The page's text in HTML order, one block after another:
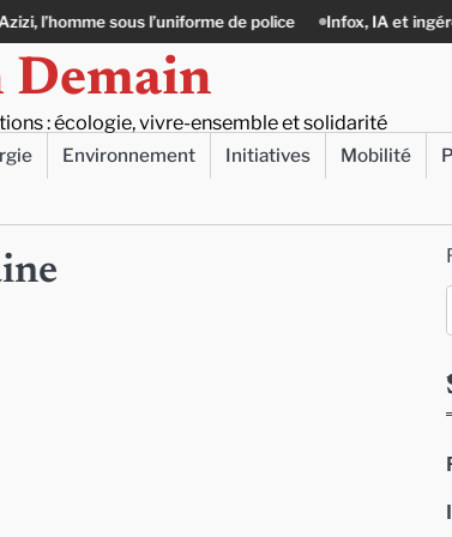
sous l’uniforme de police Infox, IA et ingérences : le
Demain
: écologie, vivre-ensemble et solidarité
Environnement Initiatives Mobilité